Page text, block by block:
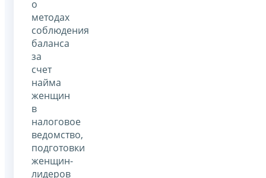
о
методах
соблюдения
баланса
за
счет
найма
женщин
в
налоговое
ведомство,
подготовки
женщин-
лидеров